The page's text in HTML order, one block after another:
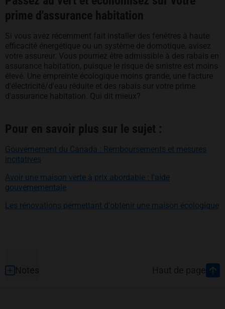
prime d'assurance habitation
Si vous avez récemment fait installer des fenêtres à haute
efficacité énergétique ou un système de domotique, avisez
votre assureur. Vous pourriez être admissible à des rabais en
assurance habitation, puisque le risque de sinistre est moins
élevé. Une empreinte écologique moins grande, une facture
d'électricité/d'eau réduite et des rabais sur votre prime
d'assurance habitation. Qui dit mieux?
Pour en savoir plus sur le sujet :
Gouvernement du Canada : Remboursements et mesures
incitatives
Avoir une maison verte à prix abordable : l'aide
gouvernementales’ouvre dans un nouvel onglet
Les rénovations permettant d'obtenir une maison écologique
Haut de page